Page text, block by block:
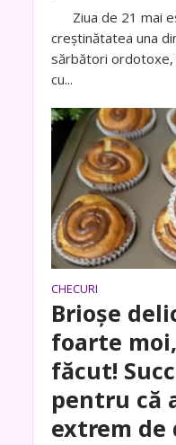
Ziua de 21 mai
creștinătatea una
sărbători ordotoxe,
cu...
CHECURI
Brioșe
foarte
făcut!
pentru că
extrem de